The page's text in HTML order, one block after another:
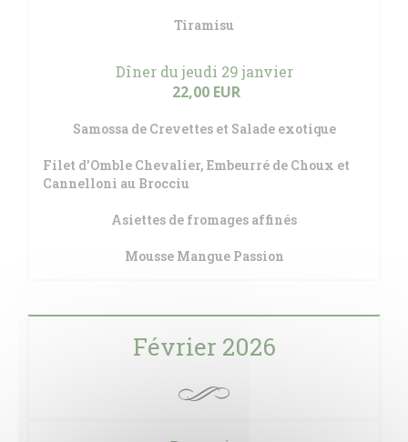
Tiramisu
Dîner du jeudi 29 janvier
22,00 EUR
Samossa de Crevettes et Salade exotique
Filet d'Omble Chevalier, Embeurré de Choux et
Cannelloni au Brocciu
Asiettes de fromages affinés
Mousse Mangue Passion
Février 2026